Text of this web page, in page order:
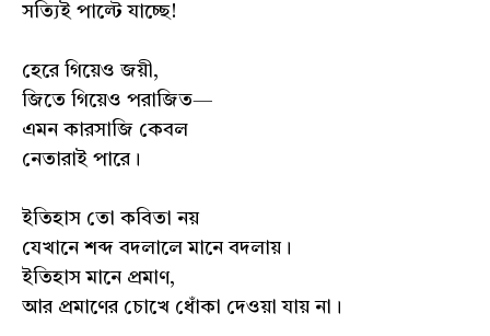
সত্যিই পাল্টে যাচ্ছে!
হেরে গিয়েও জয়ী,
জিতে গিয়েও পরাজিত—
এমন কারসাজি কেবল
নেতারাই পারে।
ইতিহাস তো কবিতা নয়
যেখানে শব্দ বদলালে মানে বদলায়।
ইতিহাস মানে প্রমাণ,
আর প্রমাণের চোখে ধোঁকা দেওয়া যায় না।